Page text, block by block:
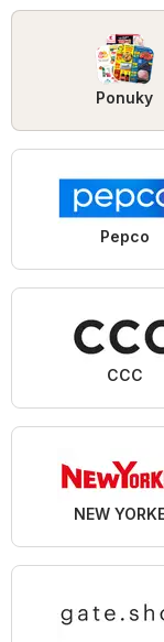
Ponuky
Pepco
CCC
NEW